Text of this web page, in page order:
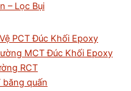
– Lọc Bụi
PCT Đúc Khối Epoxy
MCT Đúc Khối Epoxy
RCT
băng quấn